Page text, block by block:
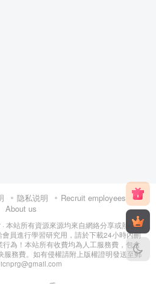
隐私说明
Recruit employees
About us
· 本站所有資源來源均來自網絡分享或熱心網
員進行學習研究用，請於下載24小時內刪
為！本站所有收費均為人工服務費，包含
服務費。如有侵權請附上版權證明發送至郵